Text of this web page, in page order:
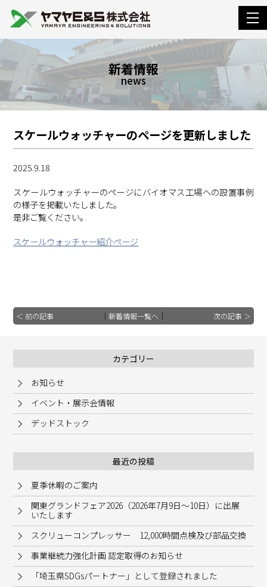
新着情報
news
スケールウォッチャーのページを更新しました
2025.9.18
スケールウォッチャーのページにバイオマス工場への設置事例
の様子を掲載いたしました。
是非ご覧ください。
スケールウォッチャー紹介ページ
＜ 前の記事 ｜ 新着情報一覧へ ｜ 次の記事 ＞
カテゴリー
お知らせ
イベント・展示会情報
デッドストック
最近の投稿
夏季休暇のご案内
関東グランドフェア2026（2026年7月9日～10日）に出展
いたします
スクリューコンプレッサー 12,000時間点検及び部品交換
事業継続力強化計画 認定取得のお知らせ
「埼玉県SDGsパートナー」として登録されました